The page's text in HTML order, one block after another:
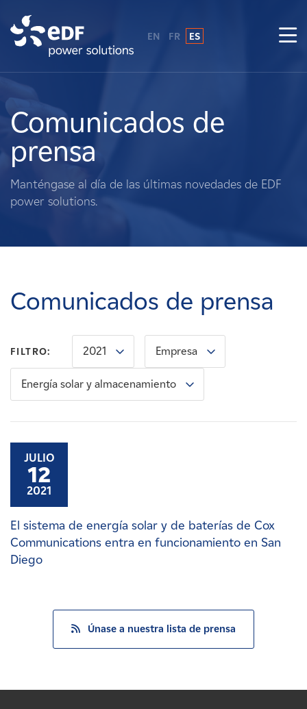
Sobre nosotros
Qué hacemos
Terratenientes
Carreras
Noticias
Contacte con
EN FR ES
Comunicados de
prensa
Manténgase al día de las últimas novedades de EDF
power solutions.
Comunicados de prensa
FILTRO: 2021 Empresa
Energía solar y almacenamiento
JULIO
12
2021
El sistema de energía solar y de baterías de Cox
Communications entra en funcionamiento en San
Diego
Únase a nuestra lista de prensa